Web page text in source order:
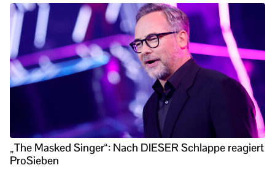
„The Masked Singer“: Nach DIESER Schlappe reagiert
ProSieben